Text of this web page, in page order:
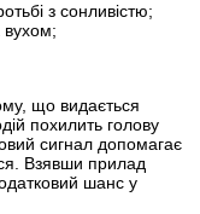
з сонливістю;
вухом;
що видається
похилить голову
сигнал допомагає
Взявши прилад
шанс у